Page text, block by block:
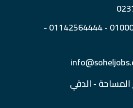
رقم الهاتف : 01000040590 - 01142564444 -